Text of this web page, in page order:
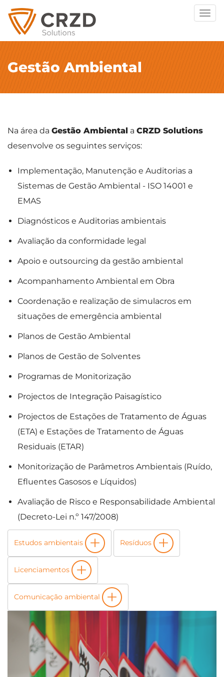
Gestão Ambiental
Na área da Gestão Ambiental a CRZD Solutions
desenvolve os seguintes serviços:
Implementação, Manutenção e Auditorias a
Sistemas de Gestão Ambiental - ISO 14001 e
EMAS
Diagnósticos e Auditorias ambientais
Avaliação da conformidade legal
Apoio e outsourcing da gestão ambiental
Acompanhamento Ambiental em Obra
Coordenação e realização de simulacros em
situações de emergência ambiental
Planos de Gestão Ambiental
Planos de Gestão de Solventes
Programas de Monitorização ​
Projectos de Integração Paisagístico
Projectos de Estações de Tratamento de Águas
(ETA) e Estações de Tratamento de Águas
Residuais (ETAR)
Monitorização de Parâmetros Ambientais (Ruído,
Efluentes Gasosos e Líquidos)
Avaliação de Risco e Responsabilidade Ambiental
(Decreto-Lei n.º 147/2008)
Estudos ambientais Resíduos
Licenciamentos
Comunicação ambiental